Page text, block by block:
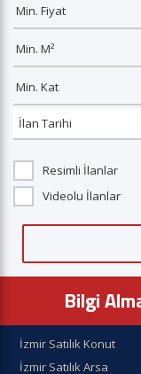
Resimli İlanlar
Videolu İlanlar
Bilgi
İzmir Satılık Konut
İzmir Satılık Arsa